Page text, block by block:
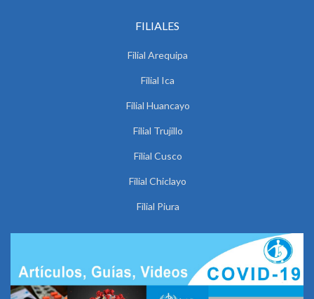
FILIALES
Filial Arequipa
Filial Ica
Filial Huancayo
Filial Trujillo
Filial Cusco
Filial Chiclayo
Filial Piura